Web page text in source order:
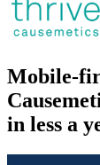
Mobile-
in less a